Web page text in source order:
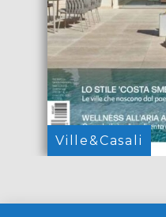
Ville&Casali